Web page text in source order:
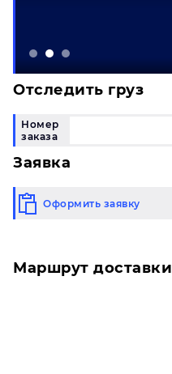
Отследить груз
Номер
заказа
Заявка
Оформить заявку
Маршрут доставки